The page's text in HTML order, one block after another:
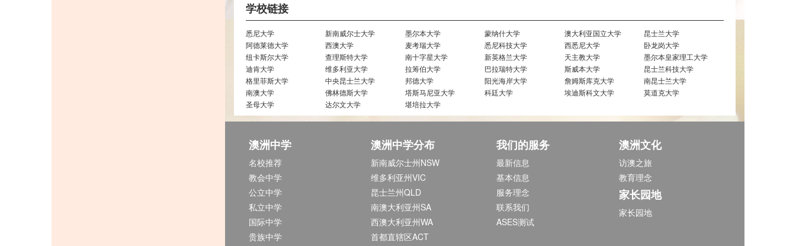
学校链接
悉尼大学 新南威尔士大学 墨尔本大学 蒙纳什大学 澳大利亚国立大学
昆士兰大学
阿德莱德大学
西澳大学 麦考瑞大学 悉尼科技大学 西悉尼大学
卧龙岗大学
纽卡斯尔大学
查理斯特大学 南十字星大学 新英格兰大学 天主教大学
墨尔本皇家理工大学
迪肯大学
维多利亚大学 拉筹伯大学 巴拉瑞特大学 斯威本大学
昆士兰科技大学
格里菲斯大学
中央昆士兰大学 邦德大学 阳光海岸大学 詹姆斯库克大学
南昆士兰大学
南澳大学
佛林德斯大学 塔斯马尼亚大学 科廷大学 埃迪斯科文大学
莫道克大学
圣母大学
达尔文大学 堪培拉大学
澳洲中学
名校推荐
教会中学
公立中学
私立中学
国际中学
贵族中学
澳洲中学分布
新南威尔士州NSW
维多利亚州VIC
昆士兰州QLD
南澳大利亚州SA
西澳大利亚州WA
首都直辖区ACT
我们的服务
最新信息
基本信息
服务理念
联系我们
ASES测试
澳洲文化
访澳之旅
教育理念
家长园地
家长园地